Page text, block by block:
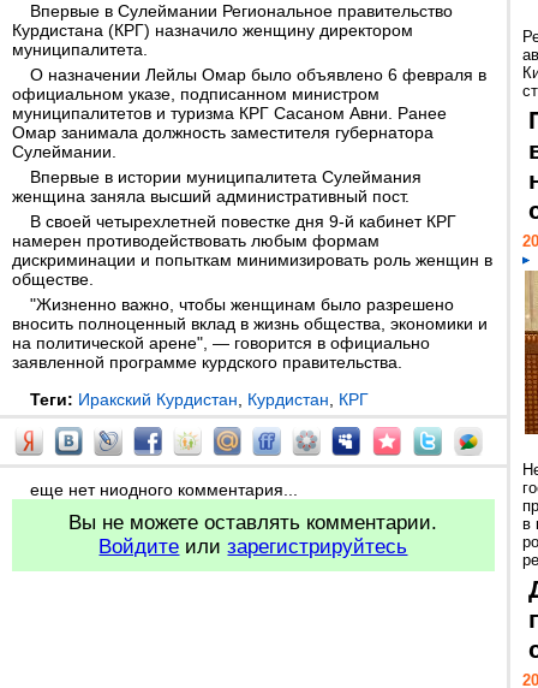
Впервые в Сулеймании Региональное правительство
Курдистана (КРГ) назначило женщину директором
муниципалитета.
О назначении Лейлы Омар было объявлено 6 февраля в
официальном указе, подписанном министром
муниципалитетов и туризма КРГ Сасаном Авни. Ранее
Омар занимала должность заместителя губернатора
Сулеймании.
Впервые в истории муниципалитета Сулеймания
женщина заняла высший административный пост.
В своей четырехлетней повестке дня 9-й кабинет КРГ
намерен противодействовать любым формам
дискриминации и попыткам минимизировать роль женщин в
обществе.
"Жизненно важно, чтобы женщинам было разрешено
вносить полноценный вклад в жизнь общества, экономики и
на политической арене", — говорится в официально
заявленной программе курдского правительства.
Теги: Иракский Курдистан Курдистан КРГ
еще нет ниодного комментария...
Вы не можете оставлять комментарии.
Войдите илизарегистрируйтесь
в